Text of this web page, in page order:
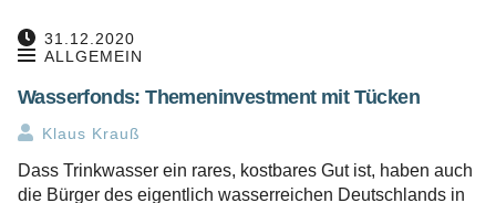
31.12.2020
ALLGEMEIN
Wasserfonds: Themeninvestment mit Tücken
Klaus Krauß
Dass Trinkwasser ein rares, kostbares Gut ist, haben auch
die Bürger des eigentlich wasserreichen Deutschlands in